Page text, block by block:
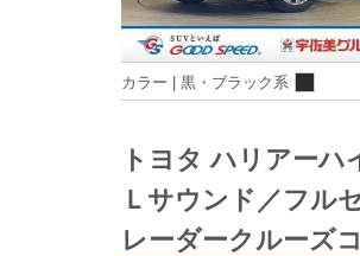
カラー | 黒・ブラック系
トヨタ ハリアー
Ｌサウンド／フル
レーダークルーズ